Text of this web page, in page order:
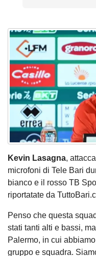
Kevin Lasagna,
microfoni di Tele Bari
bianco e il rosso TB
riportatate da
Penso che questa
stati tanti alti e bassi,
Palermo, in cui
gruppo e squadra.